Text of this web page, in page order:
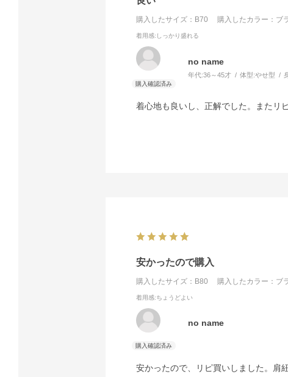
購入したサイズ：B70 購入したカラー：ブ
着用感:しっかり盛れる
no name
年代:36～45才 体型:やせ型
着心地も良いし、正解でした。またリ
安かったので購入
購入したサイズ：B80 購入したカラー：ブ
着用感:ちょうどよい
no name
安かったので、リピ買いしました。肩